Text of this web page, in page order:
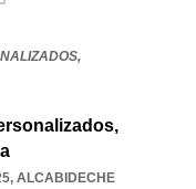
, ALCABIDECHE